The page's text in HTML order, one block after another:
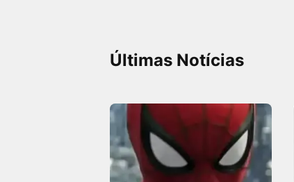
Últimas Notícias